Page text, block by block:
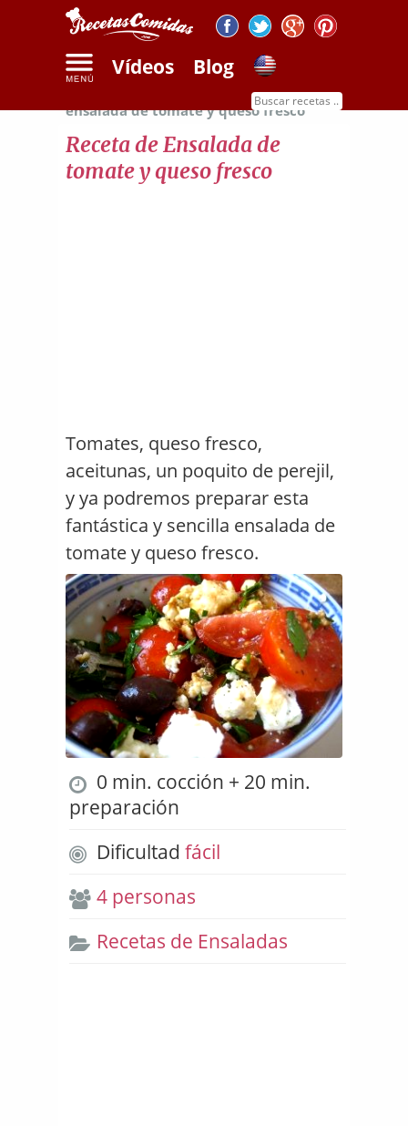
Vídeos Blog
Receta de
ensalada de tomate y queso fresco
Receta de Ensalada de
tomate y queso fresco
Tomates, queso fresco,
aceitunas, un poquito de perejil,
y ya podremos preparar esta
fantástica y sencilla ensalada de
tomate y queso fresco.
0 min. cocción + 20 min.
preparación
Dificultad fácil
4 personas
Recetas de Ensaladas